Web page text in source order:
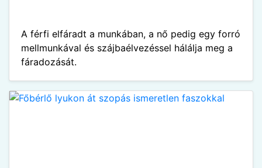
A férfi elfáradt a munkában, a nő pedig egy forró
mellmunkával és szájbaélvezéssel hálálja meg a
fáradozását.